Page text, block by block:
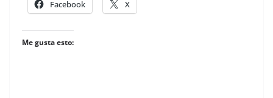
Facebook X
Me gusta esto: